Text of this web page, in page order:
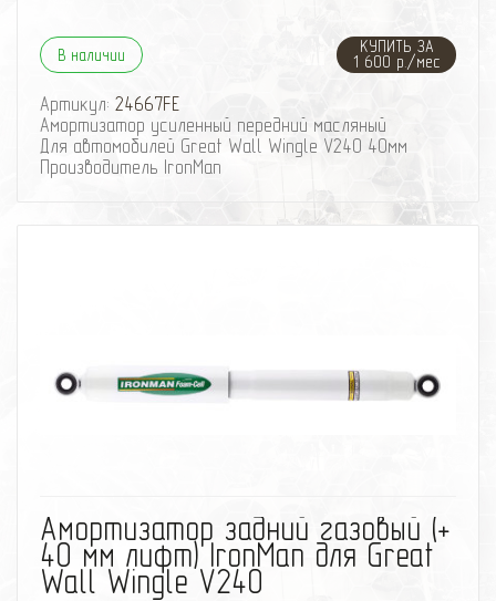
В наличии
КУПИТЬ ЗА
1 600 р./мес
Артикул: 24667FE
Амортизатор усиленный передний масляный
Для автомобилей Great Wall Wingle V240 40мм
Производитель IronMan
Амортизатор задний газовый (+
40 мм лифт) IronMan для Great
Wall Wingle V240